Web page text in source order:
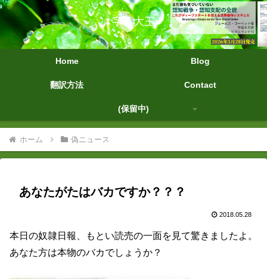
字幕大王
Home Blog
翻訳方法 Contact
(保留中)
ホーム 偽ニュース
あなたがたはバカですか？？？
2018.05.28
本日の奴隷日報、もとい読売の一面を見て驚きましたよ。
あなた方は本物のバカでしょうか？